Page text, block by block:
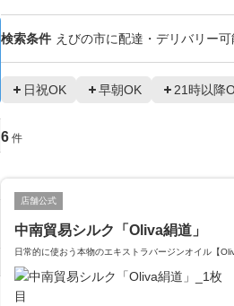
検索条件 えびの市に配達・デリバリー可
日祝OK 早朝OK 21時以降
6 件
店舗公式
中南貿易シルク「Oliva絹道」
日常的に使おう本物のエキストラバージンオイル【